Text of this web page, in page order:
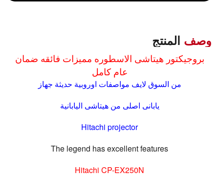
وصف المنتج
بروجيكتور هيتاشى الاسطوره مميزات فائقه ضمان
عام كامل
من السوق لايف مواصفات اوروبية حديثة جهاز
يابانى اصلى من هيتاشى اليابانية
Hitachi projector
The legend has excellent features
Hitachi CP-EX250N